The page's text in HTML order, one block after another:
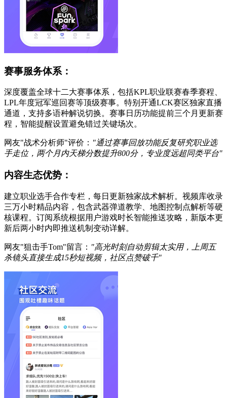
赛事服务体系：
深度覆盖全球十二大赛事体系，包括KPL职业联赛春季赛程、
LPL年度冠军巡回赛等顶级赛事。特别开通LCK赛区独家直播
通道，支持多语种解说切换。赛事日历功能提前三个月更新赛
程，智能提醒设置避免错过关键场次。
网友"战术分析师"评价： "通过赛事回放功能反复研究职业选
手走位，两个月内天梯分数提升800分，专业度远超同类平台"
内容生态优势：
建立职业选手合作专栏，每日更新独家战术解析。视频库收录
三万小时精品内容，包含武器弹道教学、地图控制点解析等硬
核课程。订阅系统根据用户游戏时长智能推送攻略，新版本更
新后两小时内即推送机制变动详解。
网友"狙击手Tom"留言： "高光时刻自动剪辑太实用，上周五
杀镜头直接生成15秒短视频，社区点赞破千"